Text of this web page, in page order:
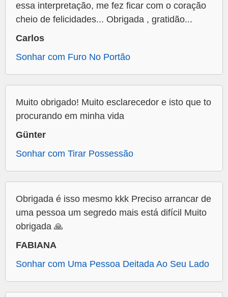
essa interpretação, me fez ficar com o coração
cheio de felicidades... Obrigada , gratidão...
Carlos
Sonhar com Furo No Portão
Muito obrigado! Muito esclarecedor e isto que to
procurando em minha vida
Günter
Sonhar com Tirar Possessão
Obrigada é isso mesmo kkk Preciso arrancar de
uma pessoa um segredo mais está difícil Muito
obrigada 🙏
FABIANA
Sonhar com Uma Pessoa Deitada Ao Seu Lado